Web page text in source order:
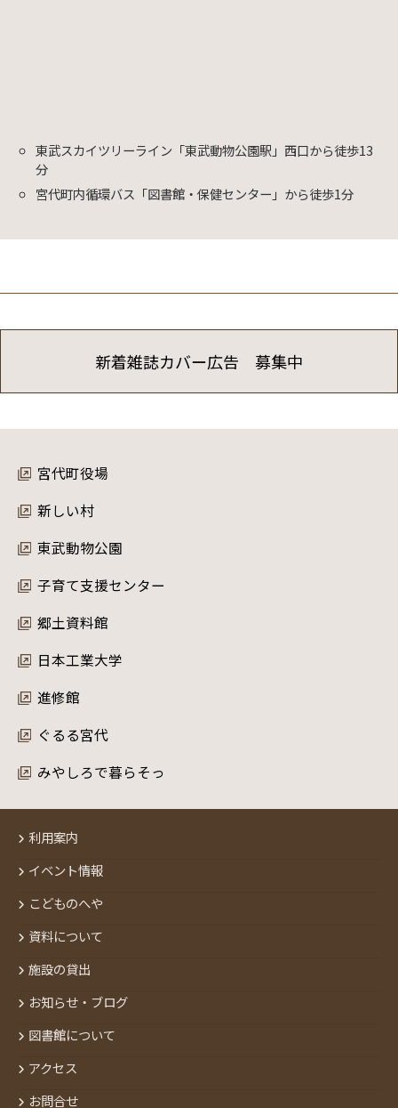
東武スカイツリーライン「東武動物公園駅」西口から徒歩13
分
宮代町内循環バス「図書館・保健センター」から徒歩1分
新着雑誌カバー広告 募集中
宮代町役場
新しい村
東武動物公園
子育て支援センター
郷土資料館
日本工業大学
進修館
ぐるる宮代
みやしろで暮らそっ
利用案内
イベント情報
こどものへや
資料について
施設の貸出
お知らせ・ブログ
図書館について
アクセス
お問合せ